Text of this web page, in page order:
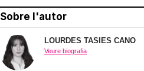
Sobre l'autor
LOURDES TASIES CANO
Veure biografia